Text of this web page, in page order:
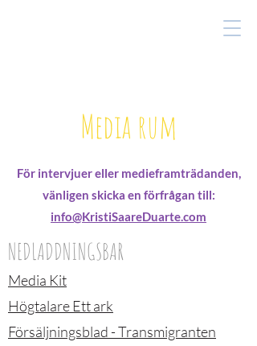
Media rum
För intervjuer eller medieframträdanden,
vänligen skicka en förfrågan till:
info@KristiSaareDuarte.com
NEDLADDNINGSBAR
Media Kit
Högtalare Ett ark
Försäljningsblad - Transmigranten